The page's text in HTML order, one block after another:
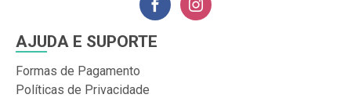
AJUDA E SUPORTE
Formas de Pagamento
Políticas de Privacidade